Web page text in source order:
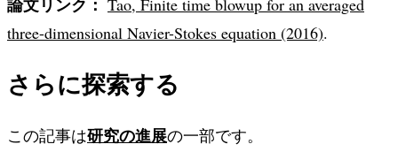
three-dimensional Navier-Stokes equation (2016).
さらに探索する
この記事は研究の進展の一部です。